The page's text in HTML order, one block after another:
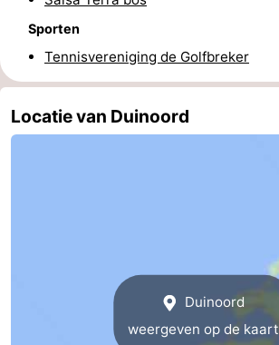
Sluis
Cadzand
Natuur
Het
Weer
Contact
Sporten
Tennisvereniging de Golfbreker
Locatie van Duinoord
Duinoord
weergeven op de kaart